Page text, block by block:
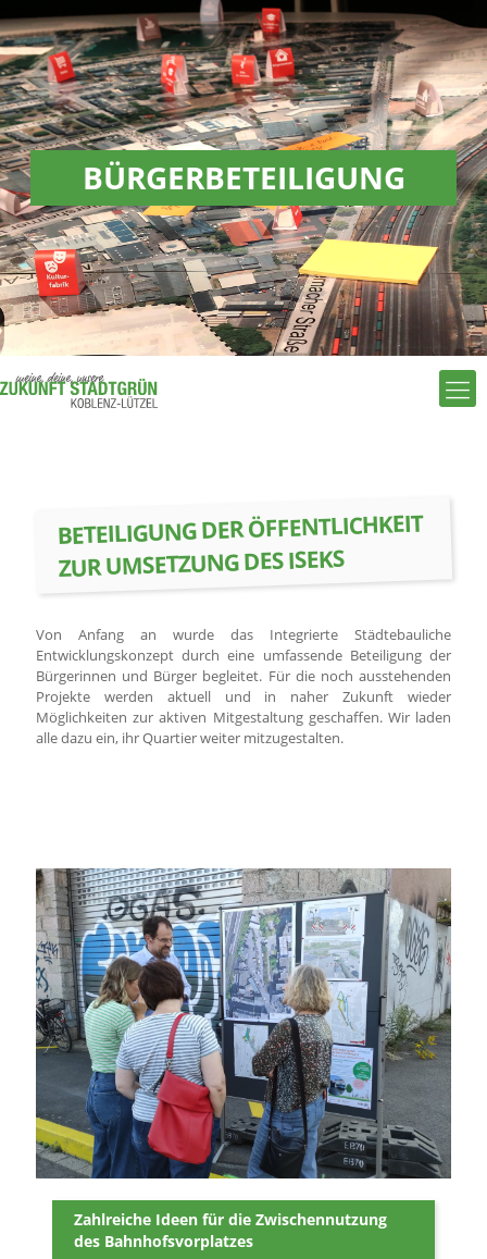
BÜRGER­BETEILIGUNG
BETEILIGUNG DER ÖFFENTLICHKEIT
ZUR UMSETZUNG DES ISEKS
Von Anfang an wurde das Integrierte Städtebauliche
Entwicklungskonzept durch eine umfassende Beteiligung der
Bürgerinnen und Bürger begleitet. Für die noch ausstehenden
Projekte werden aktuell und in naher Zukunft wieder
Möglichkeiten zur aktiven Mitgestaltung geschaffen. Wir laden
alle dazu ein, ihr Quartier weiter mitzugestalten.
Zahlreiche Ideen für die Zwischennutzung
des Bahnhofsvorplatzes